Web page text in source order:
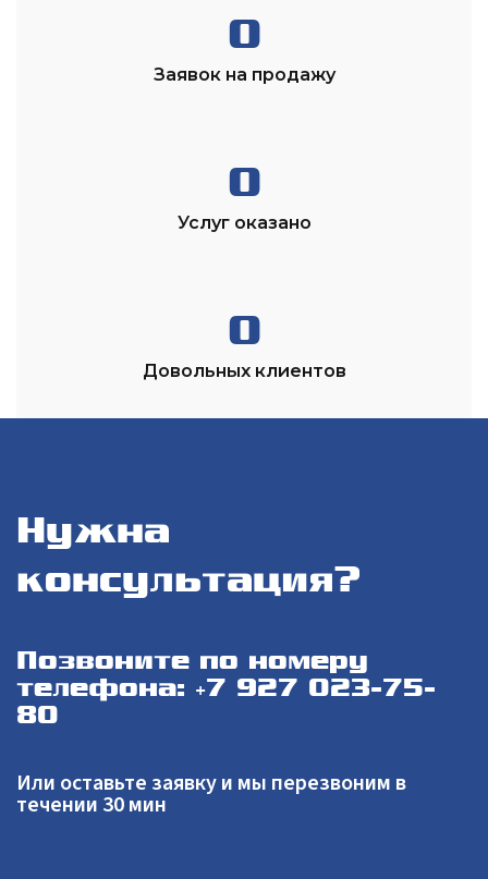
0
Заявок на продажу
0
Услуг оказано
0
Довольных клиентов
Нужна
консультация?
Позвоните по номеру
телефона: +7 927 023-75-
80
Или оставьте заявку и мы перезвоним в
течении 30 мин